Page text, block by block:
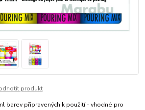
produkt
barev připravených k použití - vhodné pro